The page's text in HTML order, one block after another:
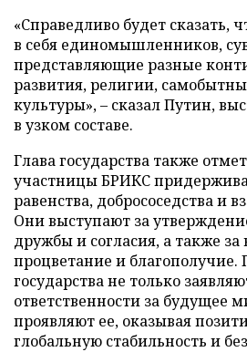
«Справедливо будет сказать,
в себя единомышленников,
представляющие разные
развития, религии,
культуры», – сказал Путин,
в узком составе.
Глава государства также
участницы БРИКС
равенства, добрососедства и
Они выступают за
дружбы и согласия, а также за
процветание и благополучие.
государства не только
ответственности за будущее
проявляют ее, оказывая
глобальную стабильность и